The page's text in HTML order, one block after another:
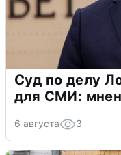
Суд по делу
для СМИ:
6 августа 3